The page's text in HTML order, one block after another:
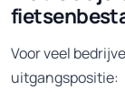
Voor veel
uitgangspositie: